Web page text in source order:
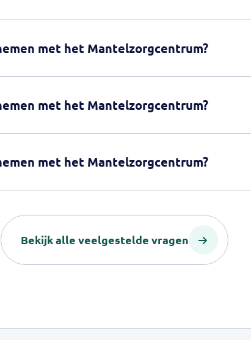
met het Mantelzorgcentrum?
met het Mantelzorgcentrum?
met het Mantelzorgcentrum?
Bekijk alle veelgestelde vragen